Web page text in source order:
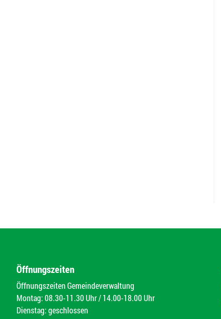
Öffnungszeiten
Öffnungszeiten Gemeindeverwaltung
Montag: 08.30-11.30 Uhr / 14.00-18.00 Uhr
Dienstag: geschlossen